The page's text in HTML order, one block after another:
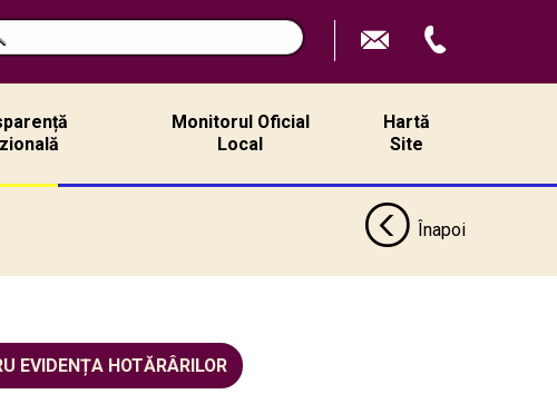
Monitorul Oficial
Local
Hartă
Site
Înapoi
EVIDENȚA HOTĂRÂRILOR